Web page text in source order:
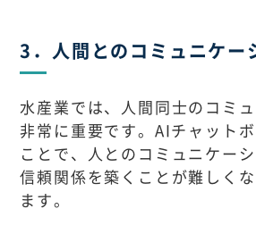
3．人間とのコミュニケー
水産業では、人間同士のコミ
非常に重要です。AIチャット
ことで、人とのコミュニケーシ
信頼関係を築くことが難しく
ます。